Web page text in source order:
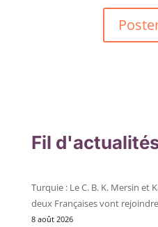
Fil
Turquie : Le C. B. K. Mersin et
deux Françaises vont
8 août 2026